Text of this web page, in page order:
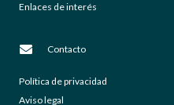
Enlaces de interés
Contacto
Política de privacidad
Aviso legal